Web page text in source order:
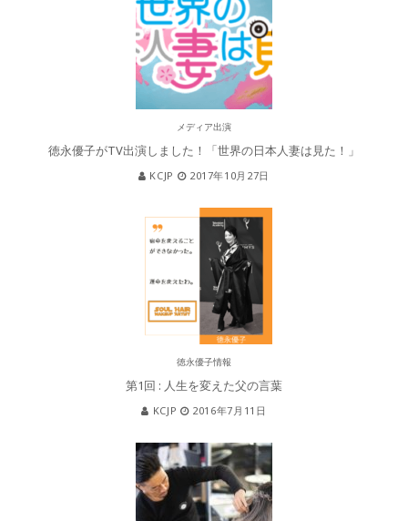
メディア出演
徳永優子がTV出演しました！「世界の日本人妻は見た！」
KCJP 2017年10月27日
徳永優子情報
第1回 : 人生を変えた父の言葉
KCJP 2016年7月11日